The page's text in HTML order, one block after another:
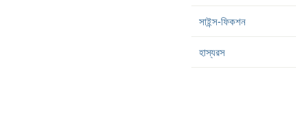
সাইন্স-ফিকশন
হাস্যরস